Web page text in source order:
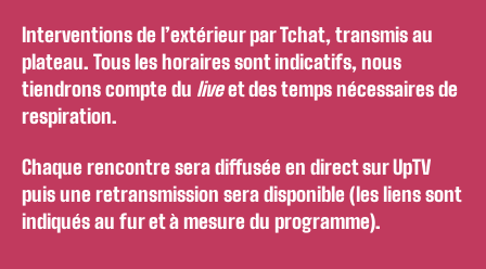
Interventions de l’extérieur par Tchat, transmis au
plateau. Tous les horaires sont indicatifs, nous
tiendrons compte du liveet des temps nécessaires de
respiration.
Chaque rencontre sera diffusée en direct sur UpTV
puis une retransmission sera disponible (les liens sont
indiqués au fur et à mesure du programme).